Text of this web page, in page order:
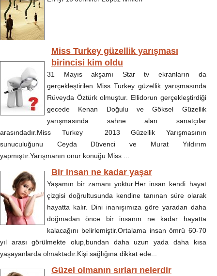
Miss Turkey güzellik yarışması
birincisi kim oldu
31 Mayıs akşamı Star tv ekranların da
gerçekleştirilen Miss Turkey güzellik yarışmasında
Rüveyda Öztürk olmuştur. Ellidorun gerçekleştirdiği
gecede Kenan Doğulu ve Göksel Güzellik
yarışmasında sahne alan sanatçılar
arasındadır.Miss Turkey 2013 Güzellik Yarışmasının
sunuculuğunu Ceyda Düvenci ve Murat Yıldırım
yapmıştır.Yarışmanın onur konuğu Miss ...
Bir insan ne kadar yaşar
Yaşamın bir zamanı yoktur.Her insan kendi hayat
çizgisi doğrultusunda kendine tanınan süre olarak
hayatta kalır. Dini inanışımıza göre yaradan daha
doğmadan önce bir insanın ne kadar hayatta
kalacağını belirlemiştir.Ortalama insan ömrü 60-70
yıl arası görülmekte olup,bundan daha uzun yada daha kısa
yaşayanlarda olmaktadır.Kişi sağlığına dikkat ede...
Güzel olmanın sırları nelerdir